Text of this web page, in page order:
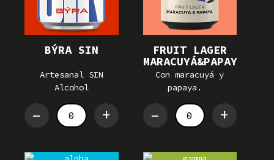
BÝRA SIN
Artesanal SIN
Alcohol
– +
FRUIT LAGER
MARACUYÁ&PAPAYA
Con maracuyá y
papaya.
– +